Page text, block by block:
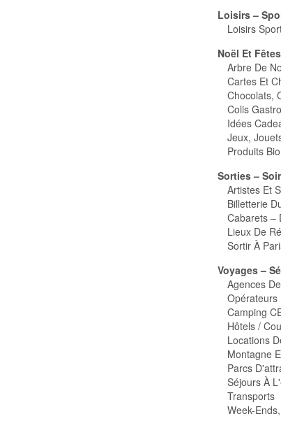
Loisirs –
Loisirs
Noël Et
Arbre De
Cartes Et
Chocolats,
Colis
Idées
Jeux,
Produits
Sorties –
Artistes Et
Billetterie
Cabarets –
Lieux De
Sortir À
Voyages –
Agences
Opérateurs
Camping
Hôtels /
Locations
Montagne
Parcs
Séjours À
Transports
Week-